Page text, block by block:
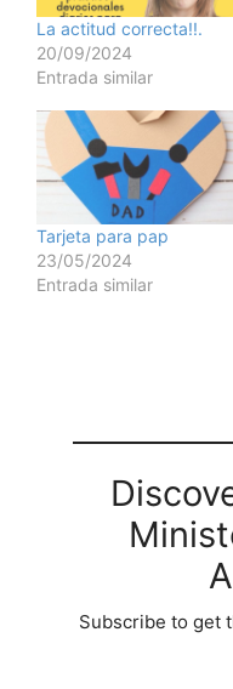
La actitud correcta!!.
20/09/2024
Entrada similar
Tarjeta para pap
23/05/2024
Entrada similar
Subscribe to get